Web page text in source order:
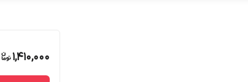
1,410,000